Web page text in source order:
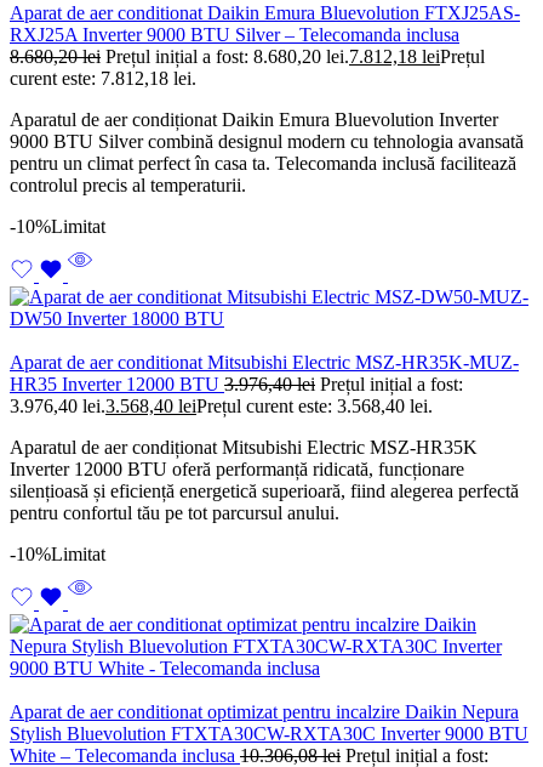
Aparat de aer conditionat Daikin Emura Bluevolution FTXJ25AS-
RXJ25A Inverter 9000 BTU Silver – Telecomanda inclusa
8.680,20lei Prețul inițial a fost: 8.680,20 lei.7.812,18 leiPrețul
curent este: 7.812,18 lei.
Aparatul de aer condiționat Daikin Emura Bluevolution Inverter
9000 BTU Silver combină designul modern cu tehnologia avansată
pentru un climat perfect în casa ta. Telecomanda inclusă facilitează
controlul precis al temperaturii.
-10%Limitat
Aparat de aer conditionat Mitsubishi Electric MSZ-HR35K-MUZ-
HR35 Inverter 12000 BTU 3.976,40lei Prețul inițial a fost:
3.976,40 lei.3.568,40 leiPrețul curent este: 3.568,40 lei.
Aparatul de aer condiționat Mitsubishi Electric MSZ-HR35K
Inverter 12000 BTU oferă performanță ridicată, funcționare
silențioasă și eficiență energetică superioară, fiind alegerea perfectă
pentru confortul tău pe tot parcursul anului.
-10%Limitat
Aparat de aer conditionat optimizat pentru incalzire Daikin Nepura
Stylish Bluevolution FTXTA30CW-RXTA30C Inverter 9000 BTU
White – Telecomanda inclusa 10.306,08lei Prețul inițial a fost: